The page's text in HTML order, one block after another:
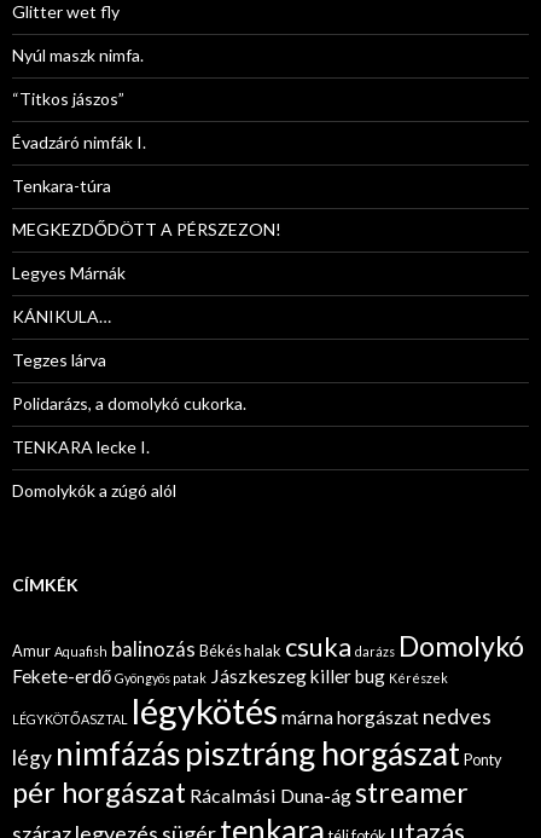
Glitter wet fly
Nyúl maszk nimfa.
“Titkos jászos”
Évadzáró nimfák I.
Tenkara-túra
MEGKEZDŐDÖTT A PÉRSZEZON!
Legyes Márnák
KÁNIKULA…
Tegzes lárva
Polidarázs, a domolykó cukorka.
TENKARA lecke I.
Domolykók a zúgó alól
CÍMKÉK
Amur Aquafish balinozás Békés halak csuka darázs Domolykó
Fekete-erdő Gyöngyös patak Jászkeszegkiller bug Kérészek
LÉGYKÖTŐASZTAL légykötés márna horgászat nedves
légy nimfázáspisztráng horgászatPonty
pér horgászat Rácalmási Duna-ágstreamer
tenkara